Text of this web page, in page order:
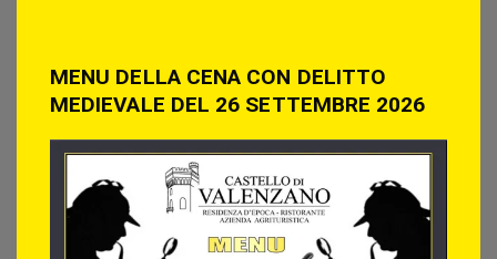
MENU DELLA CENA CON DELITTO
MEDIEVALE DEL 26 SETTEMBRE 2026